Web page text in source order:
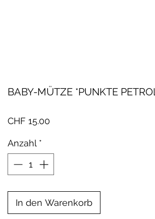
BABY-MÜTZE *PUNKTE
CHF 15.00
Anzahl *
In den Warenkorb